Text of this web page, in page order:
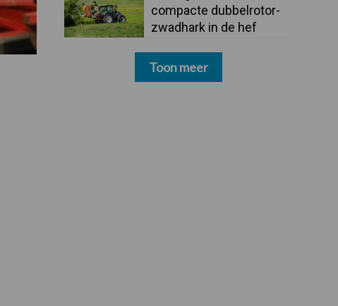
compacte dubbelrotor-
zwadhark in de hef
Toon meer